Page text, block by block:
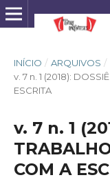
INÍCIO / ARQUIVOS /
v. 7 n. 1 (2018):
ESCRITA
v. 7 n. 1
COM A